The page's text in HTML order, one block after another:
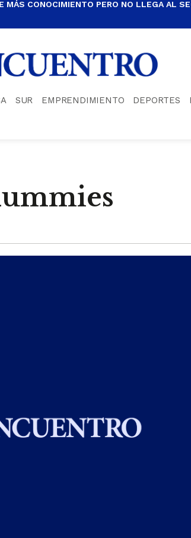
MÁS CONOCIMIENTO PERO NO LLEGA AL
SUR EMPRENDIMIENTO DEPORTES